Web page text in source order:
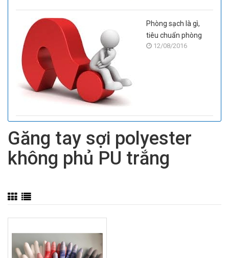
Phòng sạch là gì,
tiêu chuẩn phòng
sạch12/08/2016
Găng tay sợi polyester
không phủ PU trắng